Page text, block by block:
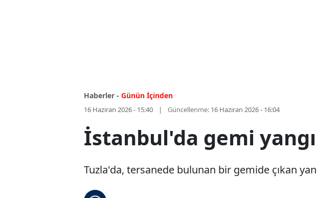
Haberler - Günün İçinden
16 Haziran 2026 - 15:40 Güncellenme: 16 Haziran 2026 - 16:04
İstanbul'da gemi
Tuzla'da, tersanede bulunan bir gemide çıkan